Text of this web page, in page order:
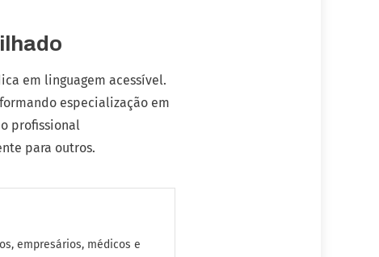
em linguagem acessível.
especialização em
profissional
para outros.
empresários, médicos e